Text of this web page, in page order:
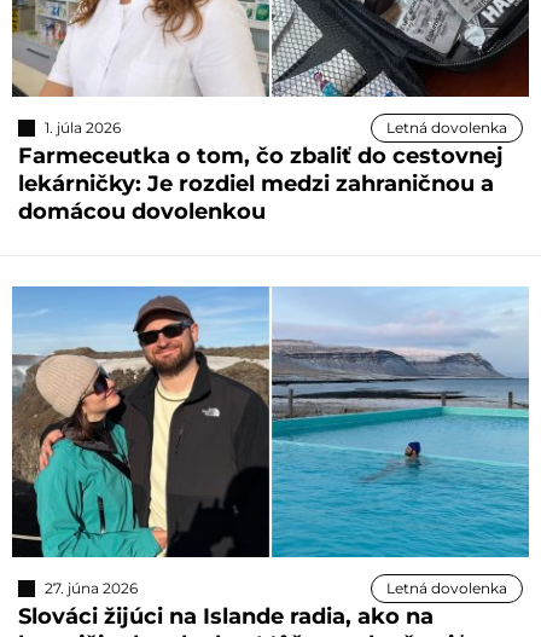
1. júla 2026 Letná dovolenka
Farmeceutka o tom, čo zbaliť do cestovnej
lekárničky: Je rozdiel medzi zahraničnou a
domácou dovolenkou
27. júna 2026 Letná dovolenka
Slováci žijúci na Islande radia, ako na